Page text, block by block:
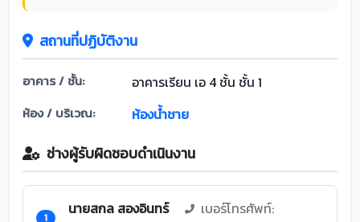
สถานที่ปฏิบัติงาน
อาคาร / ชั้น: อาคารเรียน เอ 4 ชั้น ชั้น 1
ห้อง / บริเวณ: ห้องน้ำชาย
ช่างผู้รับผิดชอบดำเนินงาน
1 นายสกล สองอินทร์
เบอร์โทรศัพท์: